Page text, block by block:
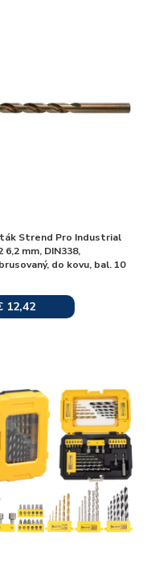
Strend Pro Industrial
6,2 mm, DIN338,
do kovu, bal. 10
12,42